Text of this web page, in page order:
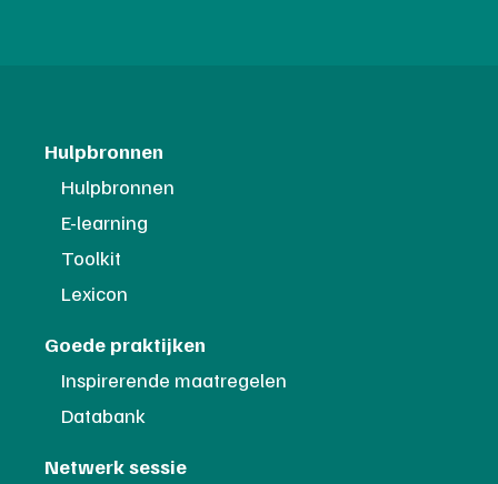
Hulpbronnen
Hulpbronnen
E-learning
Toolkit
Lexicon
Goede praktijken
Inspirerende maatregelen
Databank
Netwerk sessie